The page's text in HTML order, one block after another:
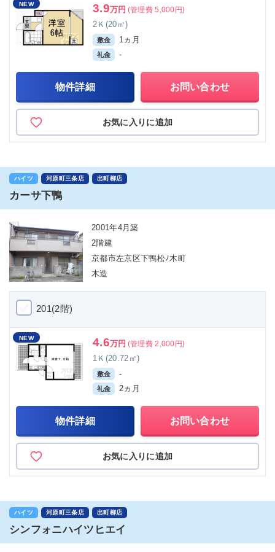
NEW 3.9万円 (管理費 5,000円)
2Ｋ(20㎡)
敷金 1ヵ月
礼金 -
物件詳細 お問い合わせ
お気に入りに追加
ハイツ 河原町三条店 出町柳店
カーサ下鴨
2001年4月築
2階建
京都市左京区下鴨松ﾉ木町
木造
201(2階)
NEW 4.6万円 (管理費 2,000円)
1Ｋ(20.72㎡)
敷金 -
礼金 2ヵ月
物件詳細 お問い合わせ
お気に入りに追加
ハイツ 河原町三条店 出町柳店
シンフォニハイツヒエイ